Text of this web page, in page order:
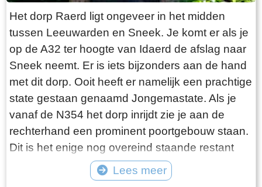
van Laaksum. Eerder was er sprake van een
bescheiden vloot maar de meeste vissers van
Laaksum zijn er al lang geleden mee gestopt.
De gebroeders De Vries houden het dus nog vol
en vangen regelmatig bot bij Laaksum. Ik hoor
dat de ze inmiddels aardig op leeftijd zijn, in
ieder geval over de zestig. Ik hoop dat ze het
nog even kunnen volhouden tot aan hun
pensioenleeftijd. Want zodra zij ermee stoppen
vangt iedereen bot bij Laaksum.
Het dorp Raerd ligt ongeveer in het midden
tussen Leeuwarden en Sneek. Je komt er als je
op de A32 ter hoogte van Idaerd de afslag naar
Sneek neemt. Er is iets bijzonders aan de hand
met dit dorp. Ooit heeft er namelijk een prachtige
state gestaan genaamd Jongemastate. Als je
vanaf de N354 het dorp inrijdt zie je aan de
rechterhand een prominent poortgebouw staan.
Dit is het enige nog overeind staande restant
van Jongemastate. Het poortgebouw geeft
toegang tot het park Jongemastate. In het
Lees meer